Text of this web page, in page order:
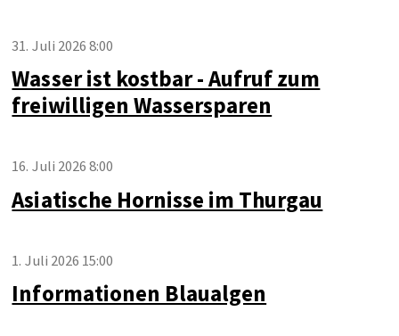
Wasser ist kostbar - Aufruf zum
freiwilligen Wassersparen
31. Juli 2026 8:00
Asiatische Hornisse im Thurgau
16. Juli 2026 8:00
Informationen Blaualgen
1. Juli 2026 15:00